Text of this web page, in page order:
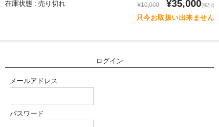
体重選択
21-30kg
31-40kg
41-50kg
在庫状態 : 売り切れ ¥10,000 ¥35,000(税別)
只今お取扱い出来ません
ログイン
メールアドレス
パスワード